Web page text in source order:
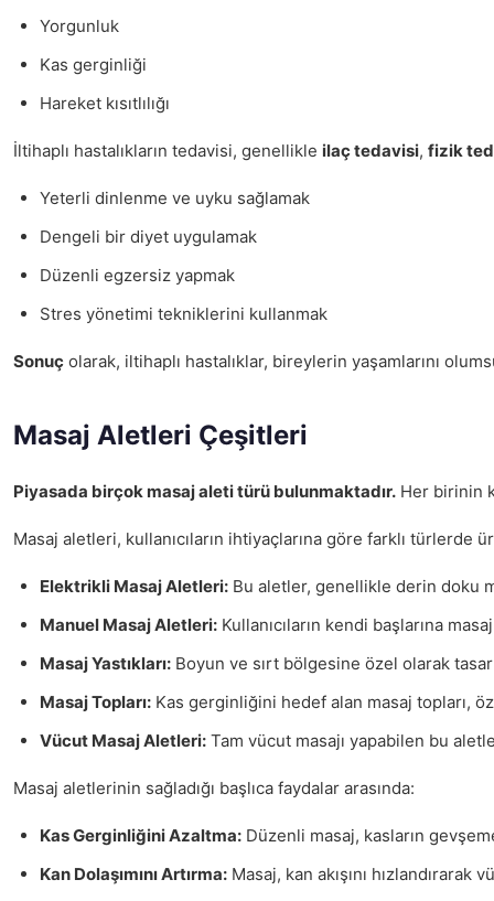
Yorgunluk
Kas gerginliği
Hareket kısıtlılığı
İltihaplı hastalıkların tedavisi, genellikle ilaç tedavisi, fizik
Yeterli dinlenme ve uyku sağlamak
Dengeli bir diyet uygulamak
Düzenli egzersiz yapmak
Stres yönetimi tekniklerini kullanmak
Sonuç olarak, iltihaplı hastalıklar, bireylerin yaşamlarını
Masaj Aletleri Çeşitleri
Piyasada birçok masaj aleti türü bulunmaktadır. Her birinin
Masaj aletleri, kullanıcıların ihtiyaçlarına göre farklı türlerde
Elektrikli Masaj Aletleri: Bu aletler, genellikle derin doku
Manuel Masaj Aletleri: Kullanıcıların kendi başlarına
Masaj Yastıkları: Boyun ve sırt bölgesine özel olarak
Masaj Topları: Kas gerginliğini hedef alan masaj topları,
Vücut Masaj Aletleri: Tam vücut masajı yapabilen bu
Masaj aletlerinin sağladığı başlıca faydalar arasında:
Kas Gerginliğini Azaltma: Düzenli masaj, kasların
Kan Dolaşımını Artırma: Masaj, kan akışını hızlandırarak